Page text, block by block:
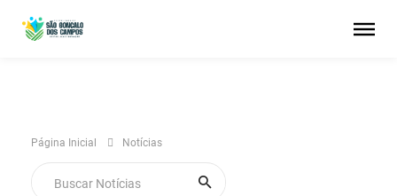
Página Inicial Notícias